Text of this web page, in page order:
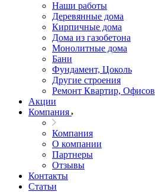
Наши работы
Деревянные дома
Кирпичные дома
Дома из газобетона
Монолитные дома
Бани
Фундамент, Цоколь
Другие строения
Ремонт Квартир, Офисов
Акции
Компания
Компания
О компании
Партнеры
Отзывы
Контакты
Статьи